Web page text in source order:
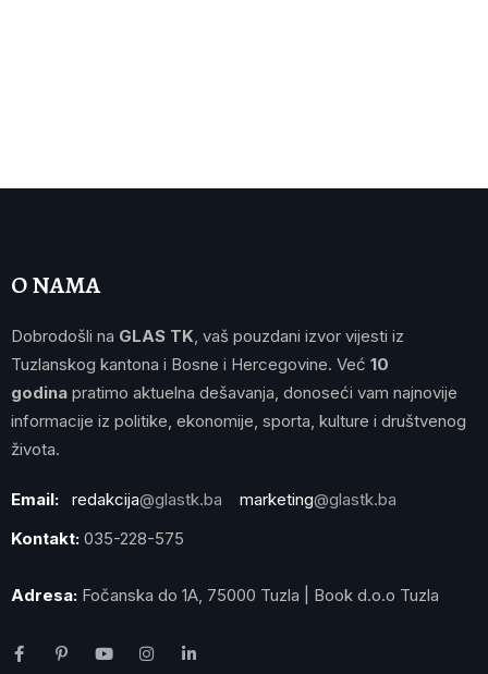
O NAMA
Dobrodošli na GLAS TK , vaš pouzdani izvor vijesti iz
Tuzlanskog kantona i Bosne i Hercegovine. Već 10
godina pratimo aktuelna dešavanja, donoseći vam najnovije
informacije iz politike, ekonomije, sporta, kulture i društvenog
života.
Email: redakcija@glastk.ba marketing@glastk.ba
Kontakt: 035-228-575
Adresa: Fočanska do 1A, 75000 Tuzla | Book d.o.o Tuzla